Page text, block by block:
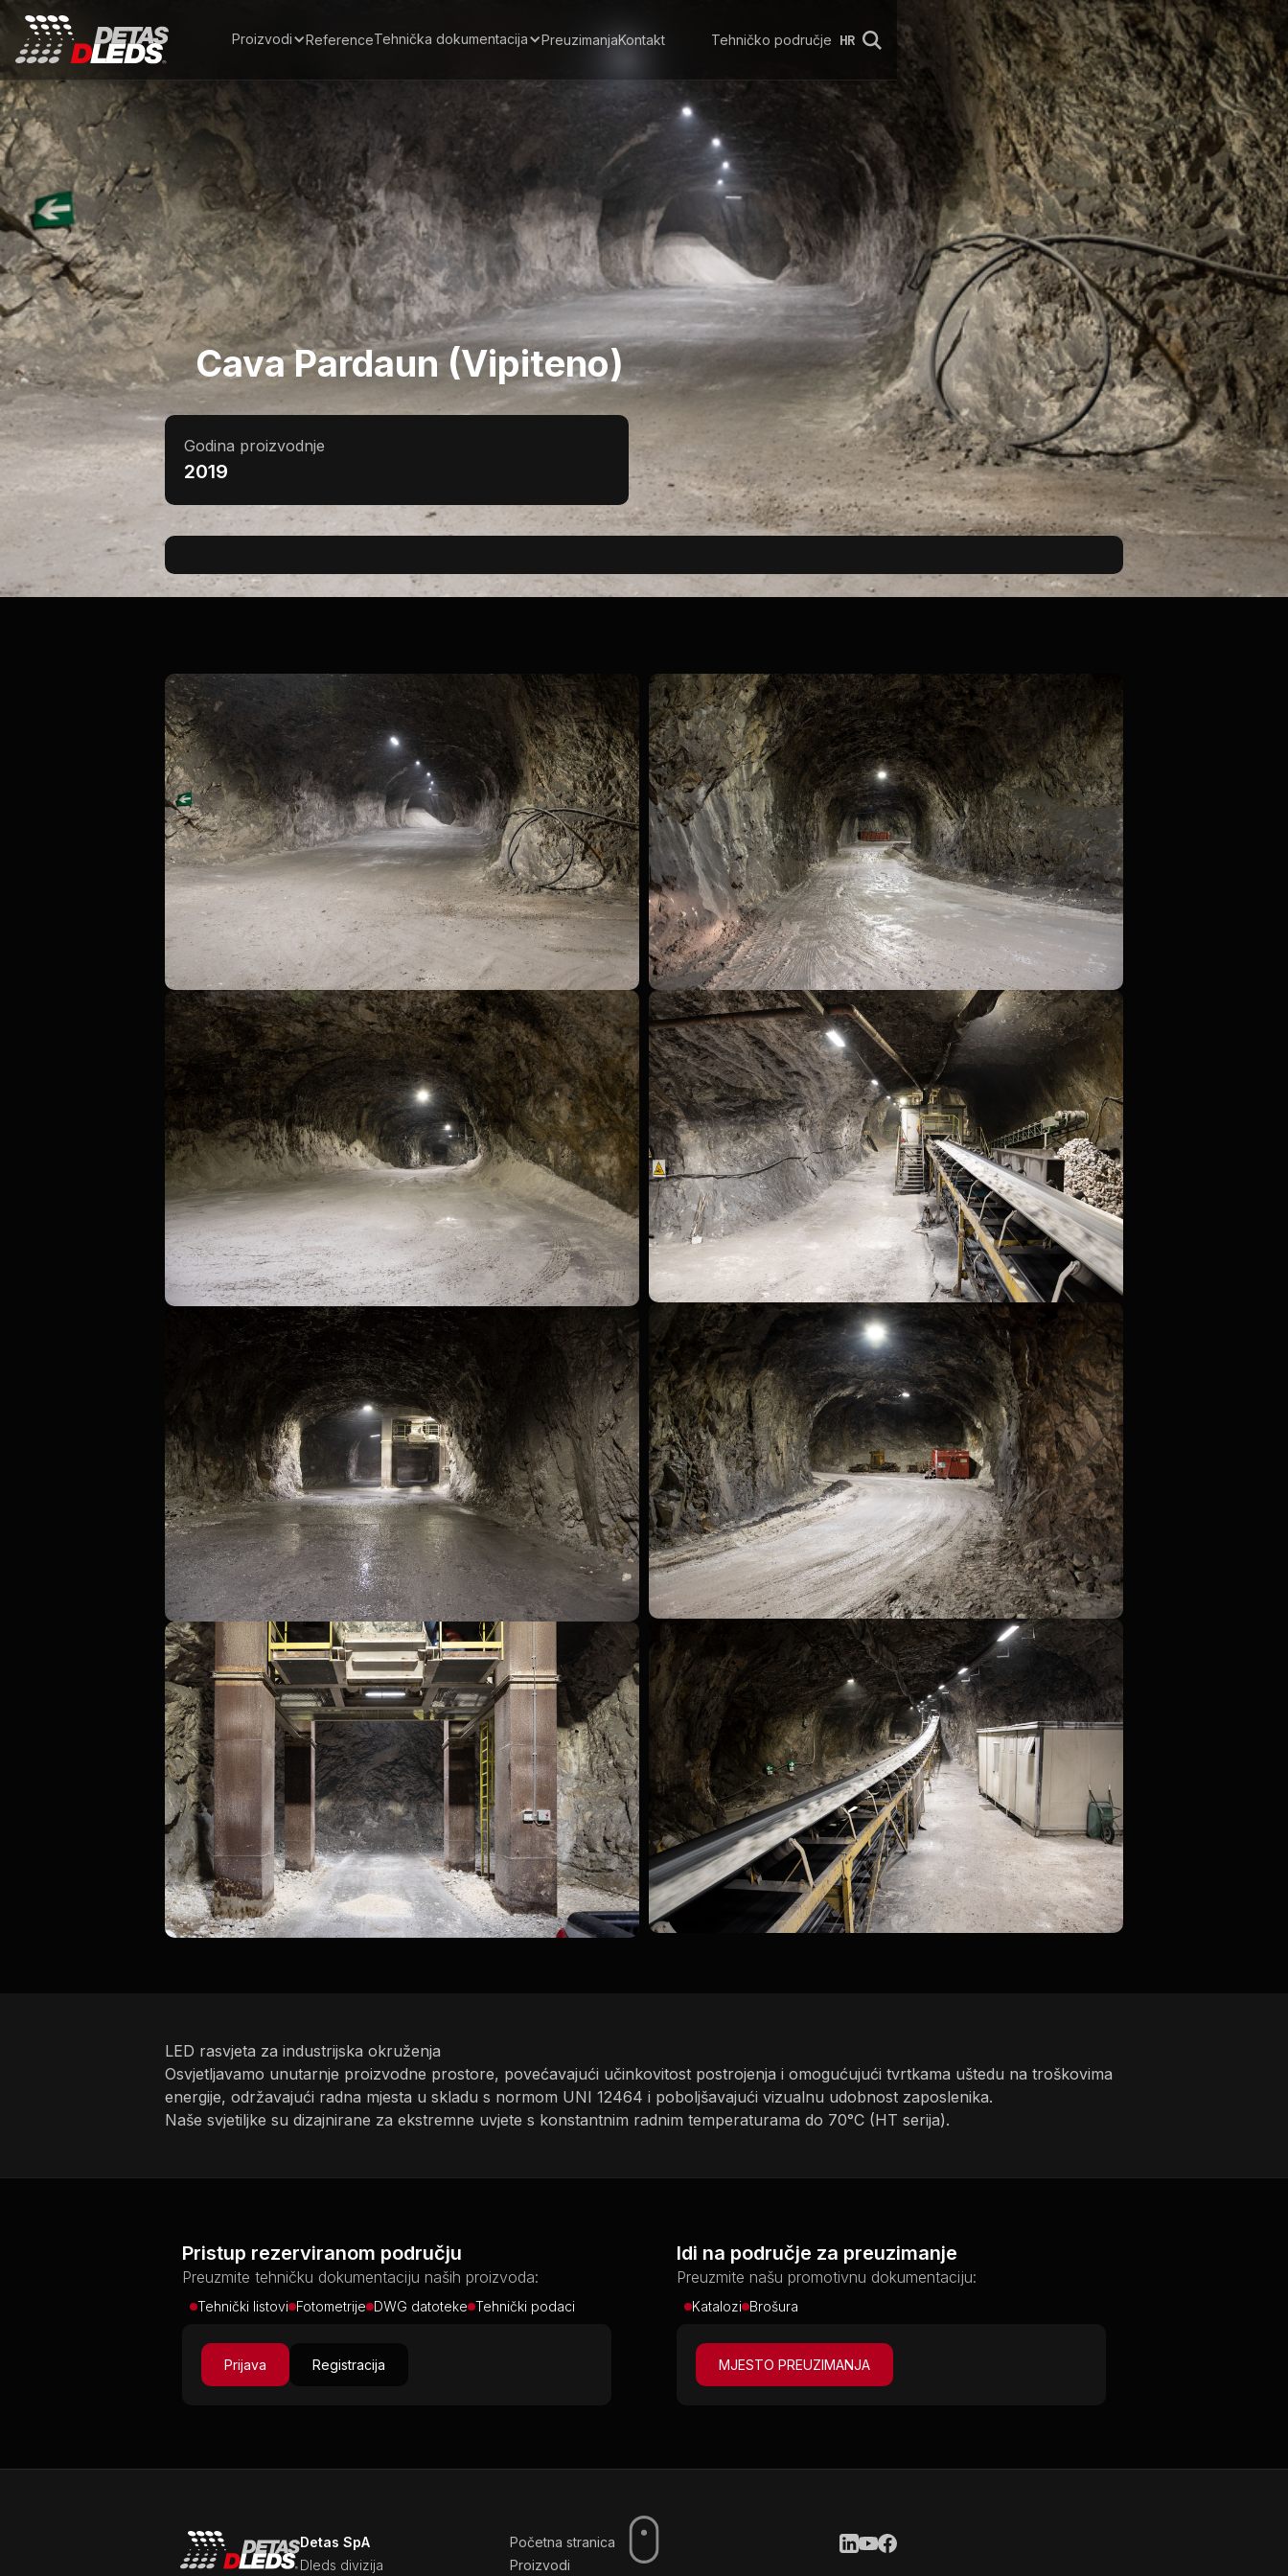
Proizvodi ReferenceTehnička dokumentacija PreuzimanjaKontakt Tehničko područje HR
Cava Pardaun (Vipiteno)
Godina proizvodnje
2019
LED rasvjeta za industrijska okruženja
Osvjetljavamo unutarnje proizvodne prostore, povećavajući učinkovitost postrojenja i omogućujući tvrtkama uštedu na troškovima
energije, održavajući radna mjesta u skladu s normom UNI 12464 i poboljšavajući vizualnu udobnost zaposlenika.
Naše svjetiljke su dizajnirane za ekstremne uvjete s konstantnim radnim temperaturama do 70°C (HT serija).
Pristup rezerviranom području
Preuzmite tehničku dokumentaciju naših proizvoda:
Tehnički listovi Fotometrije DWG datoteke Tehnički podaci
Prijava Registracija
Idi na područje za preuzimanje
Preuzmite našu promotivnu dokumentaciju:
Katalozi Brošura
MJESTO PREUZIMANJA
Detas SpA
Dleds divizija
Početna stranica
Proizvodi